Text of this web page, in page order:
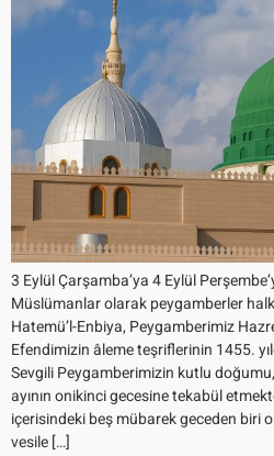
3 Eylül Çarşamba’ya 4 Eylül
Müslümanlar olarak peygamberler
Hatemü’l-Enbiya, Peygamberimiz
Efendimizin âleme teşriflerinin 1455.
Sevgili Peygamberimizin kutlu
ayının onikinci gecesine tekabül
içerisindeki beş mübarek geceden biri
vesile […]